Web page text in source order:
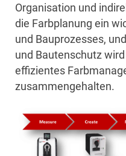
Organisation und
die Farbplanung ein
und Bauprozesses,
und Bautenschutz
effizientes
zusammengehalten.